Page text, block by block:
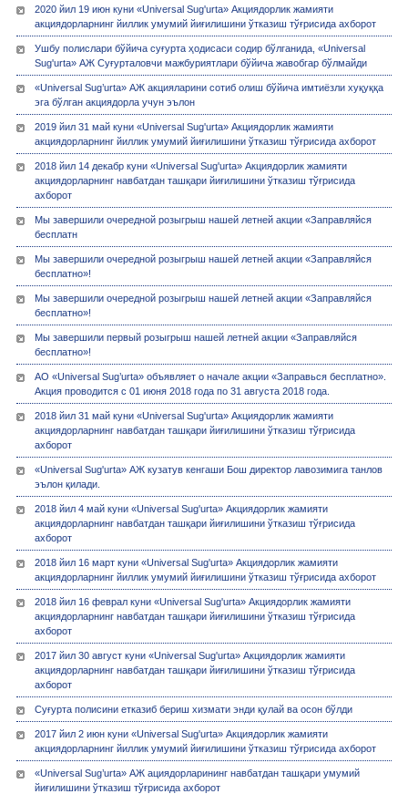
2020 йил 19 июн куни «Universal Sug'urta» Акциядорлик жамияти
акциядорларнинг йиллик умумий йиғилишини ўтказиш тўғрисида ахборот
Ушбу полислари бўйича суғурта ҳодисаси содир бўлганида, «Universal
Sug'urta» АЖ Суғурталовчи мажбуриятлари бўйича жавобгар бўлмайди
«Universal Sug’urta» АЖ акцияларини сотиб олиш бўйича имтиёзли хуқуққа
эга бўлган акциядорла учун эълон
2019 йил 31 май куни «Universal Sug'urta» Акциядорлик жамияти
акциядорларнинг йиллик умумий йиғилишини ўтказиш тўғрисида ахборот
2018 йил 14 декабр куни «Universal Sug'urta» Акциядорлик жамияти
акциядорларнинг навбатдан ташқари йиғилишини ўтказиш тўғрисида
ахборот
Мы завершили очередной розыгрыш нашей летней акции «Заправляйся
бесплатн
Мы завершили очередной розыгрыш нашей летней акции «Заправляйся
бесплатно»!
Мы завершили очередной розыгрыш нашей летней акции «Заправляйся
бесплатно»!
Мы завершили первый розыгрыш нашей летней акции «Заправляйся
бесплатно»!
АО «Universal Sug’urta» объявляет о начале акции «Заправься бесплатно».
Акция проводится с 01 июня 2018 года по 31 августа 2018 года.
2018 йил 31 май куни «Universal Sug'urta» Акциядорлик жамияти
акциядорларнинг навбатдан ташқари йиғилишини ўтказиш тўғрисида
ахборот
«Universal Sug'urta» АЖ кузатув кенгаши Бош директор лавозимига танлов
эълон қилади.
2018 йил 4 май куни «Universal Sug'urta» Акциядорлик жамияти
акциядорларнинг навбатдан ташқари йиғилишини ўтказиш тўғрисида
ахборот
2018 йил 16 март куни «Universal Sug'urta» Акциядорлик жамияти
акциядорларнинг йиллик умумий йиғилишини ўтказиш тўғрисида ахборот
2018 йил 16 феврал куни «Universal Sug'urta» Акциядорлик жамияти
акциядорларнинг навбатдан ташқари йиғилишини ўтказиш тўғрисида
ахборот
2017 йил 30 август куни «Universal Sug'urta» Акциядорлик жамияти
акциядорларнинг навбатдан ташқари йиғилишини ўтказиш тўғрисида
ахборот
Суғурта полисини етказиб бериш хизмати энди қулай ва осон бўлди
2017 йил 2 июн куни «Universal Sug'urta» Акциядорлик жамияти
акциядорларнинг йиллик умумий йиғилишини ўтказиш тўғрисида ахборот
«Universal Sug’urta» АЖ ациядорларининг навбатдан ташқари умумий
йиғилишини ўтказиш тўғрисида ахборот